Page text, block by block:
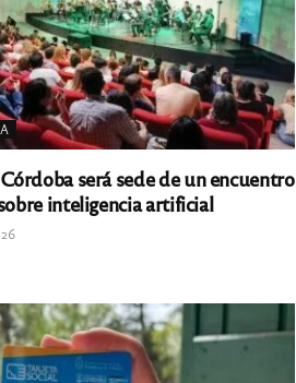
será sede de un encuentro
inteligencia artificial